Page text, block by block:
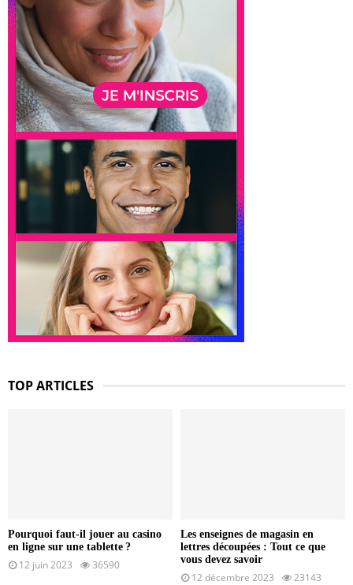
TOP ARTICLES
Pourquoi faut-il jouer au casino
en ligne sur une tablette ?
12 juin 2023 36590
Les enseignes de magasin en
lettres découpées : Tout ce que
vous devez savoir
12 décembre 2023 23143